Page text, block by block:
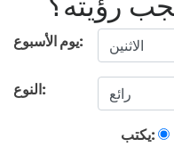
يوم الأسبوع:
النوع:
يكتب: